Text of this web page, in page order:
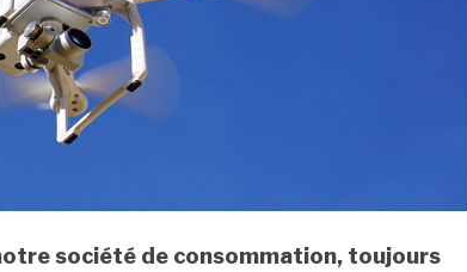
société de consommation, toujours